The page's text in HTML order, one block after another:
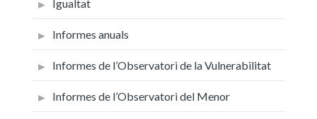
Igualtat
Informes anuals
Informes de l’Observatori de la Vulnerabilitat
Informes de l’Observatori del Menor